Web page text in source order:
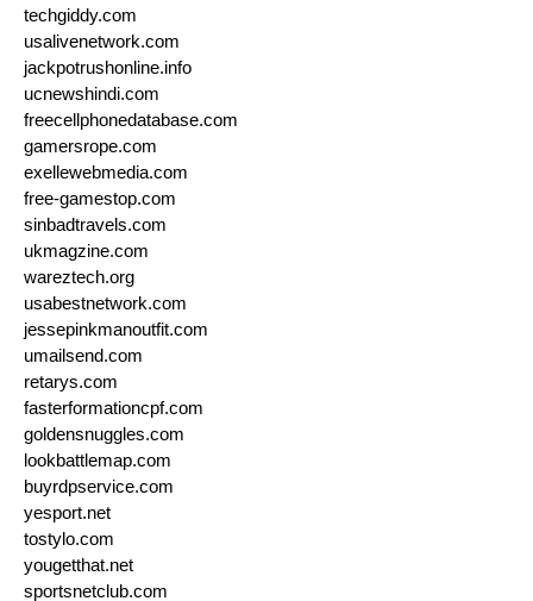
techgiddy.com
usalivenetwork.com
jackpotrushonline.info
ucnewshindi.com
freecellphonedatabase.com
gamersrope.com
exellewebmedia.com
free-gamestop.com
sinbadtravels.com
ukmagzine.com
wareztech.org
usabestnetwork.com
jessepinkmanoutfit.com
umailsend.com
retarys.com
fasterformationcpf.com
goldensnuggles.com
lookbattlemap.com
buyrdpservice.com
yesport.net
tostylo.com
yougetthat.net
sportsnetclub.com